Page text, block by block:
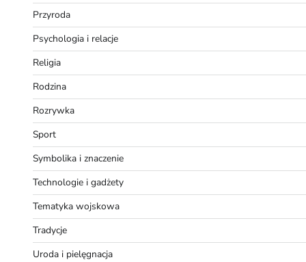
Przyroda
Psychologia i relacje
Religia
Rodzina
Rozrywka
Sport
Symbolika i znaczenie
Technologie i gadżety
Tematyka wojskowa
Tradycje
Uroda i pielęgnacja